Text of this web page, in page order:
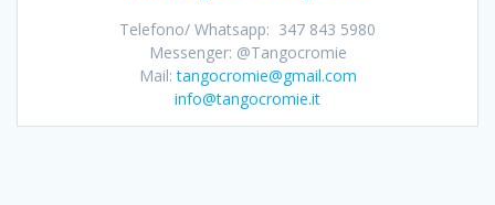
Telefono/ Whatsapp: 347 843 5980
Messenger: @Tangocromie
Mail:tangocromie@gmail.com
info@tangocromie.it